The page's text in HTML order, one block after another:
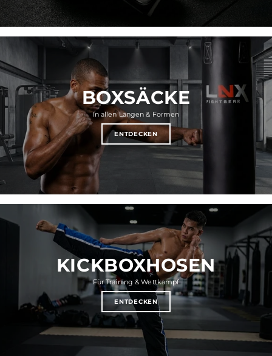
BOXSÄCKE
In allen Längen & Formen
ENTDECKEN
KICKBOXHOSEN
Für Training & Wettkampf
ENTDECKEN